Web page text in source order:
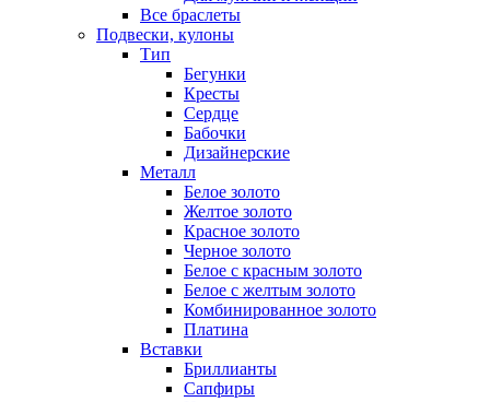
Все браслеты
Подвески, кулоны
Тип
Бегунки
Кресты
Сердце
Бабочки
Дизайнерские
Металл
Белое золото
Желтое золото
Красное золото
Черное золото
Белое с красным золото
Белое с желтым золото
Комбинированное золото
Платина
Вставки
Бриллианты
Сапфиры